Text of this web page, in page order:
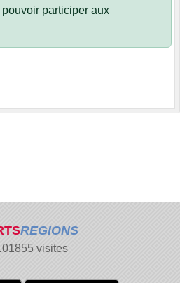
pouvoir participer aux
REGIONS
visites